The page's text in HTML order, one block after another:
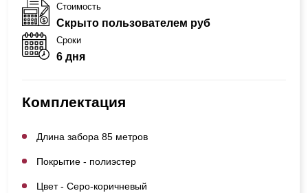
Стоимость
Скрыто пользователем руб
Сроки
6 дня
Комплектация
Длина забора 85 метров
Покрытие - полиэстер
Цвет - Серо-коричневый